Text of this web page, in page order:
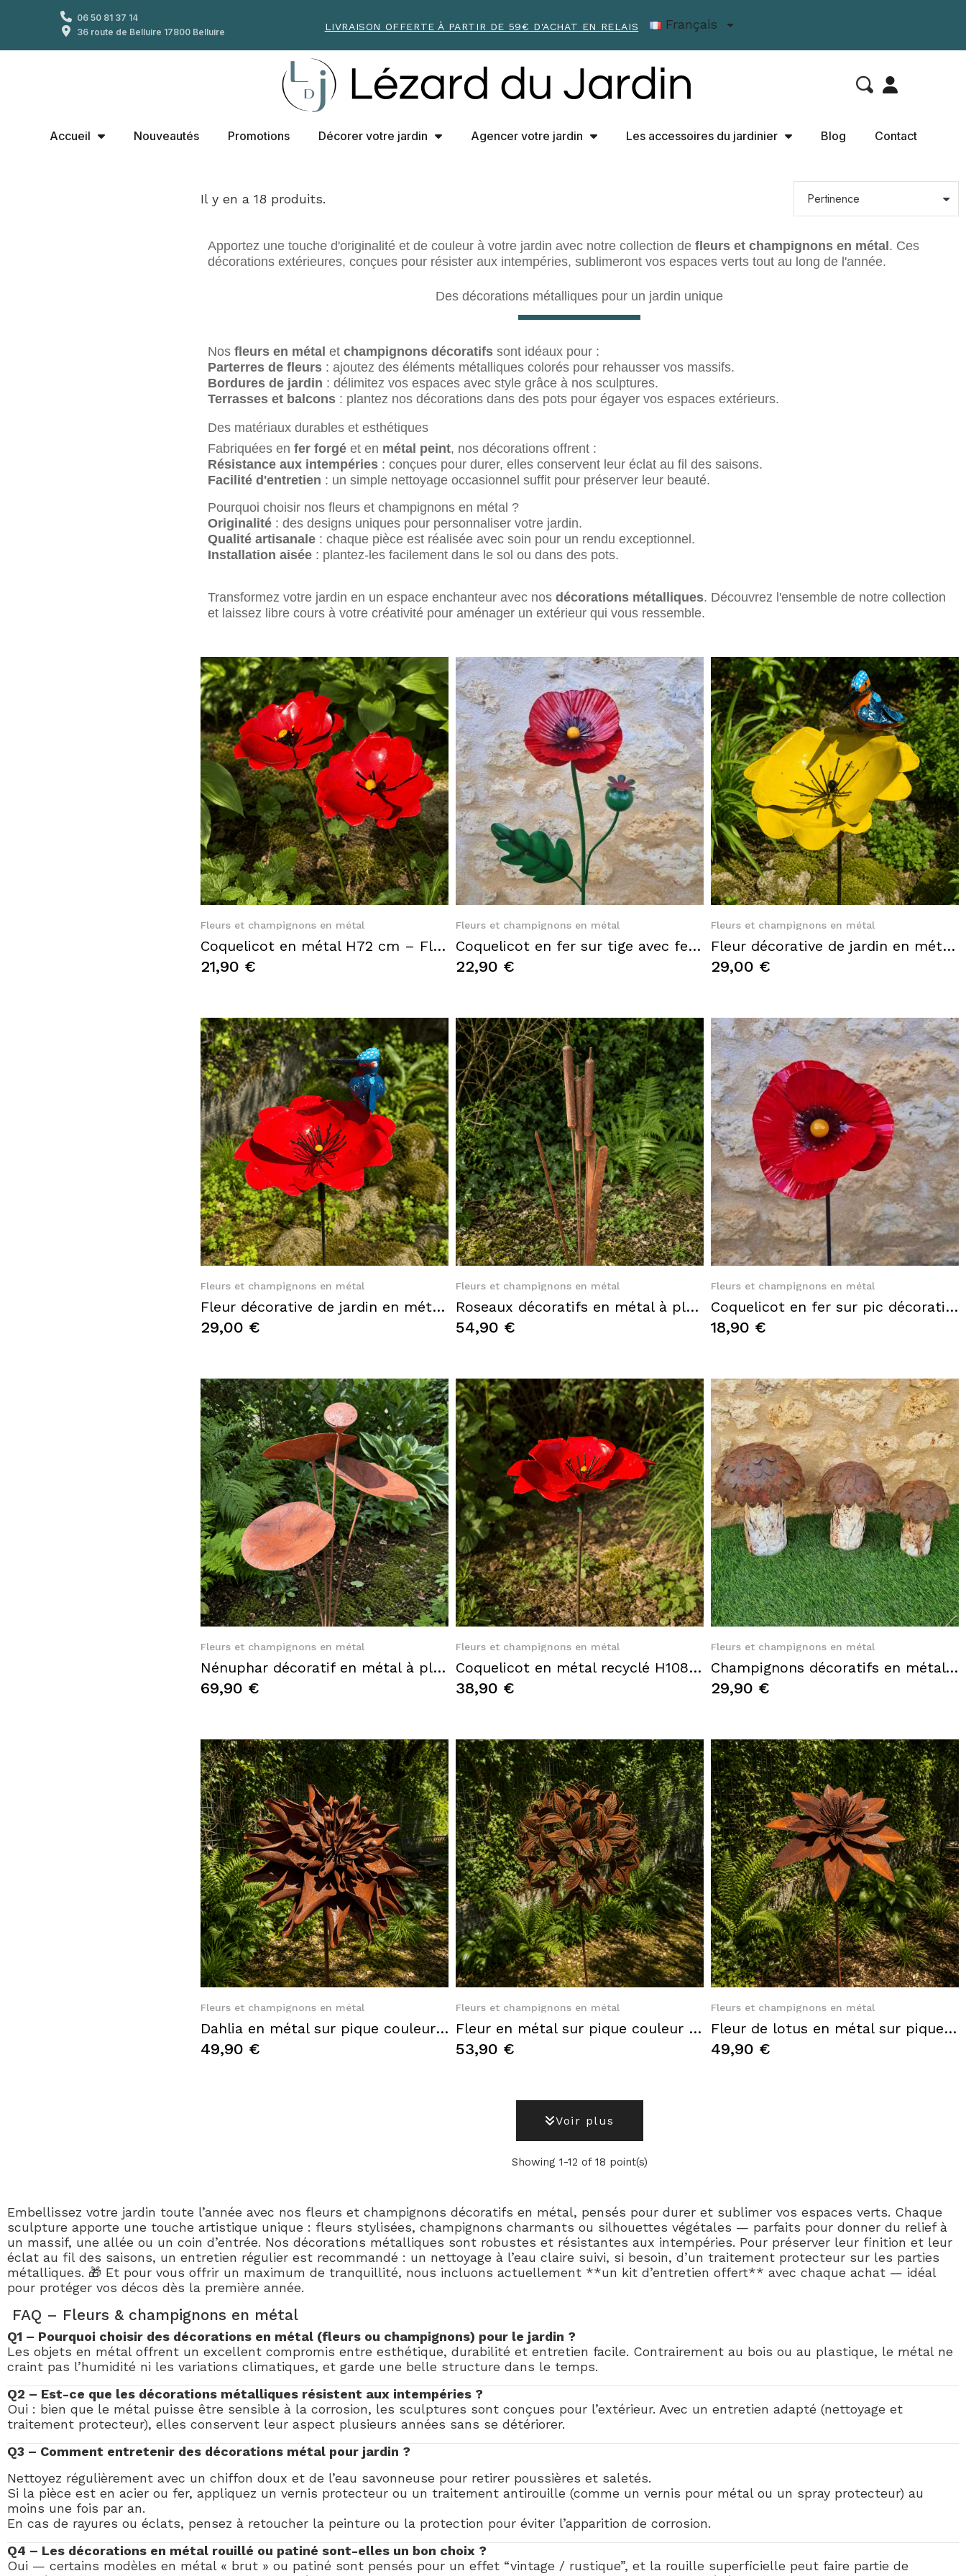
06 50 81 37 14
36 route de Belluire 17800 Belluire
LIVRAISON OFFERTE À PARTIR DE 59€ D'ACHAT EN RELAIS Français 
Accueil Nouveautés Promotions Décorer votre jardin Agencer votre jardin Les accessoires du jardinier Blog Contact
Il y en a 18 produits.
Apportez une touche d'originalité et de couleur à votre jardin avec notre collection de fleurs et champignons en métal . Ces
décorations extérieures, conçues pour résister aux intempéries, sublimeront vos espaces verts tout au long de l'année.
Des décorations métalliques pour un jardin unique
Nos fleurs en métal et champignons décoratifssont idéaux pour :
Parterres de fleurs: ajoutez des éléments métalliques colorés pour rehausser vos massifs.
Bordures de jardin : délimitez vos espaces avec style grâce à nos sculptures.
Terrasses et balcons: plantez nos décorations dans des pots pour égayer vos espaces extérieurs.
Des matériaux durables et esthétiques
Fabriquées en fer forgéet en métal peint, nos décorations offrent :
Résistance aux intempéries: conçues pour durer, elles conservent leur éclat au fil des saisons.
Facilité d'entretien : un simple nettoyage occasionnel suffit pour préserver leur beauté.
Pourquoi choisir nos fleurs et champignons en métal ?
Originalité: des designs uniques pour personnaliser votre jardin.
Qualité artisanale: chaque pièce est réalisée avec soin pour un rendu exceptionnel.
Installation aisée: plantez-les facilement dans le sol ou dans des pots.
Transformez votre jardin en un espace enchanteur avec nos décorations métalliques. Découvrez l'ensemble de notre collection
et laissez libre cours à votre créativité pour aménager un extérieur qui vous ressemble.
Quick View
Fleurs et champignons en métal
Coquelicot en métal H72 cm – Fleur décorative rouge à planter au jardin
21,90 €
Quick View
Fleurs et champignons en métal
Coquelicot en fer sur tige avec feuilles – Fleur décorative de jardin
22,90 €
Quick View
Fleurs et champignons en métal
Fleur décorative de jardin en métal jaune avec oiseau
29,00 €
Quick View
Fleurs et champignons en métal
Fleur décorative de jardin en métal rouge avec oiseau bleu
29,00 €
Quick View
Fleurs et champignons en métal
Roseaux décoratifs en métal à planter – Massettes finition rouille H145 cm
54,90 €
Quick View
Fleurs et champignons en métal
Coquelicot en fer sur pic décoration de jardin
18,90 €
Quick View
Fleurs et champignons en métal
Nénuphar décoratif en métal à planter – Sculpture de jardin finition rouille
69,90 €
Quick View
Fleurs et champignons en métal
Coquelicot en métal recyclé H108 cm – Fleur décorative rouge pour le jardin
38,90 €
Quick View
Fleurs et champignons en métal
Champignons décoratifs en métal beige marron rouille
29,90 €
Quick View
Fleurs et champignons en métal
Dahlia en métal sur pique couleur rouille – Hauteur 160 cm
49,90 €
Quick View
Fleurs et champignons en métal
Fleur en métal sur pique couleur rouille – Décoration de jardin 160 cm
53,90 €
Quick View
Fleurs et champignons en métal
Fleur de lotus en métal sur pique rouille – Hauteur 160 cm
49,90 €
Voir plus
Showing 1-12 of 18 point(s)
Embellissez votre jardin toute l’année avec nos fleurs et champignons décoratifs en métal, pensés pour durer et sublimer vos espaces verts. Chaque
sculpture apporte une touche artistique unique : fleurs stylisées, champignons charmants ou silhouettes végétales — parfaits pour donner du relief à
un massif, une allée ou un coin d’entrée. Nos décorations métalliques sont robustes et résistantes aux intempéries. Pour préserver leur finition et leur
éclat au fil des saisons, un entretien régulier est recommandé : un nettoyage à l’eau claire suivi, si besoin, d’un traitement protecteur sur les parties
métalliques. 🎁 Et pour vous offrir un maximum de tranquillité, nous incluons actuellement **un kit d’entretien offert** avec chaque achat — idéal
pour protéger vos décos dès la première année.
FAQ – Fleurs & champignons en métal
Q1 – Pourquoi choisir des décorations en métal (fleurs ou champignons) pour le jardin ?
Les objets en métal offrent un excellent compromis entre esthétique, durabilité et entretien facile. Contrairement au bois ou au plastique, le métal ne
craint pas l’humidité ni les variations climatiques, et garde une belle structure dans le temps.
Q2 – Est-ce que les décorations métalliques résistent aux intempéries ?
Oui : bien que le métal puisse être sensible à la corrosion, les sculptures sont conçues pour l’extérieur. Avec un entretien adapté (nettoyage et
traitement protecteur), elles conservent leur aspect plusieurs années sans se détériorer.
Q3 – Comment entretenir des décorations métal pour jardin ?
Nettoyez régulièrement avec un chiffon doux et de l’eau savonneuse pour retirer poussières et saletés.
Si la pièce est en acier ou fer, appliquez un vernis protecteur ou un traitement antirouille (comme un vernis pour métal ou un spray protecteur) au
moins une fois par an.
En cas de rayures ou éclats, pensez à retoucher la peinture ou la protection pour éviter l’apparition de corrosion.
Q4 – Les décorations en métal rouillé ou patiné sont-elles un bon choix ?
Oui — certains modèles en métal « brut » ou patiné sont pensés pour un effet “vintage / rustique”, et la rouille superficielle peut faire partie de